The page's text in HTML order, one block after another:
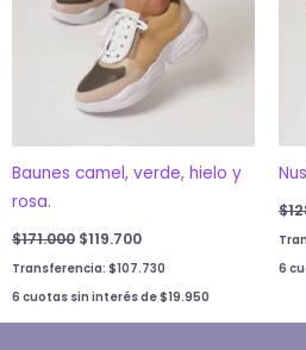
Baunes camel, verde, hielo y
rosa.
$171.000 $119.700
Transferencia: $107.730
6 cuotas sin interés de$19.950
$
6